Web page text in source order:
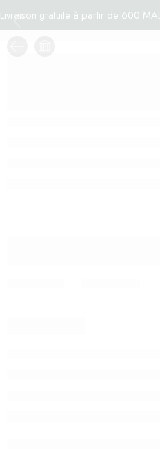
Livraison gratuite à partir de 600